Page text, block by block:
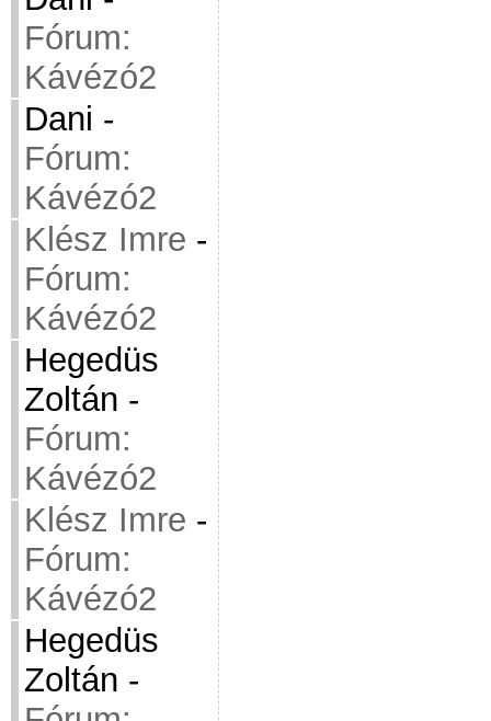
Fórum:
Kávézó2
Dani -
Fórum:
Kávézó2
Klész Imre -
Fórum:
Kávézó2
Hegedüs
Zoltán -
Fórum:
Kávézó2
Klész Imre -
Fórum:
Kávézó2
Hegedüs
Zoltán -